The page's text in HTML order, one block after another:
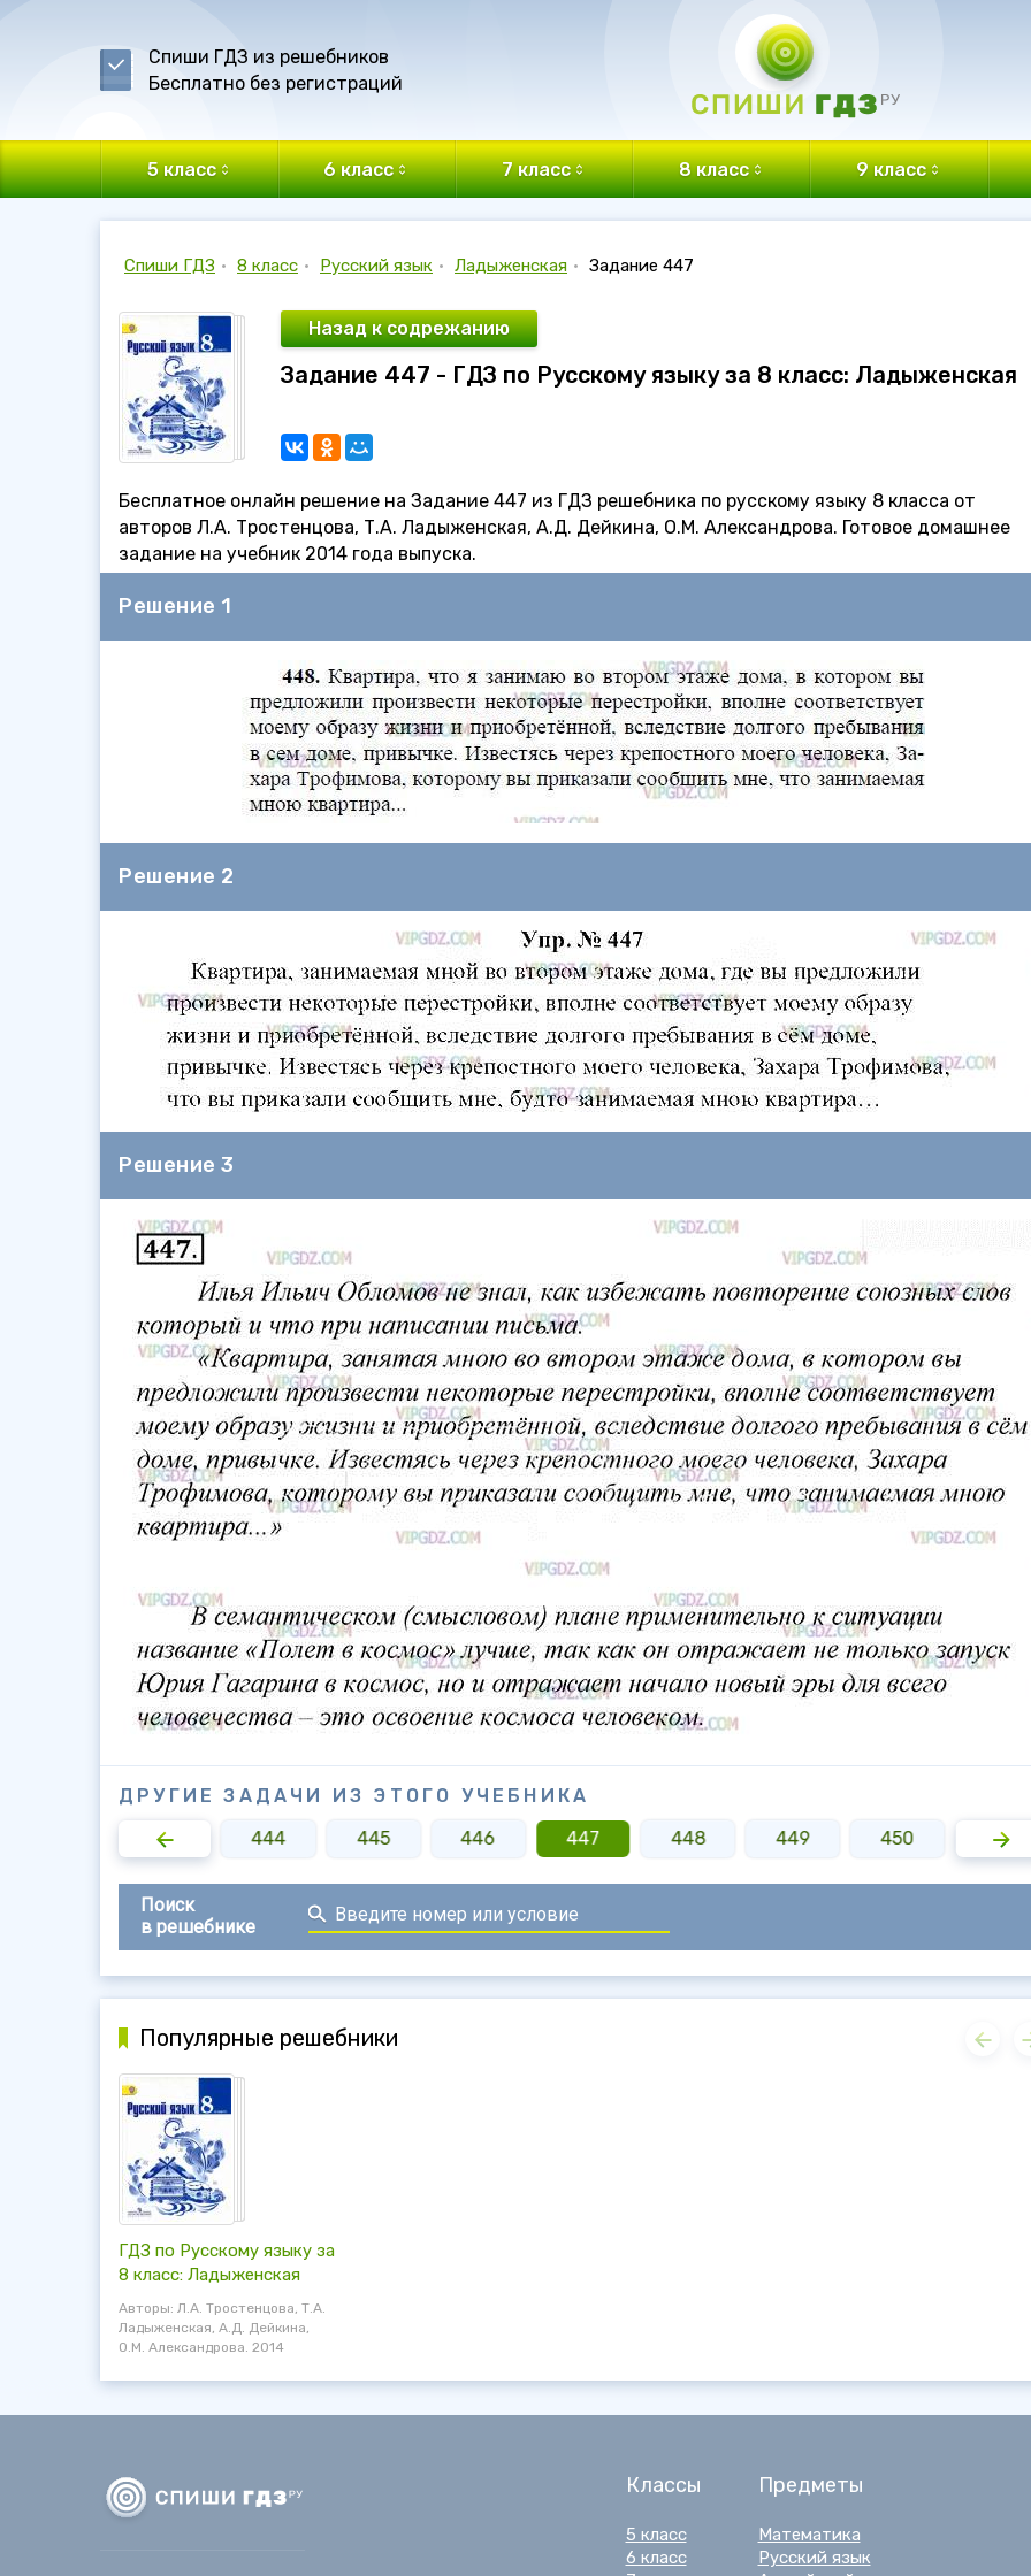
Спиши ГДЗ из решебников
Бесплатно без регистраций
5 класс 6 класс 7 класс 8 класс 9 класс
Спиши ГДЗ • 8 класс • Русский язык • Ладыженская • Задание 447
Назад к содрежанию
Задание 447 - ГДЗ по Русскому языку за 8 класс: Ладыженская
Бесплатное онлайн решение на Задание 447 из ГДЗ решебника по русскому языку 8 класса от
авторов Л.А. Тростенцова, Т.А. Ладыженская, А.Д. Дейкина, О.М. Александрова. Готовое домашнее
задание на учебник 2014 года выпуска.
Решение 1
Решение 2
Решение 3
ДРУГИЕ ЗАДАЧИ ИЗ ЭТОГО УЧЕБНИКА
443 444 445 446 447 448 449 450 451
Поиск
в решебнике
Популярные решебники
ГДЗ по Русскому языку за
8 класс: Ладыженская
Авторы: Л.А. Тростенцова, Т.А.
Ладыженская, А.Д. Дейкина,
О.М. Александрова. 2014
Классы
5 класс
6 класс
Предметы
Математика
Русский язык